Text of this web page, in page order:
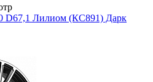
D67,1 Лилиом (КС891) Дарк